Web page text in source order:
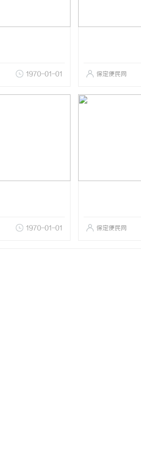
1970-01-01 保定便民网
1970-01-01 保定便民网